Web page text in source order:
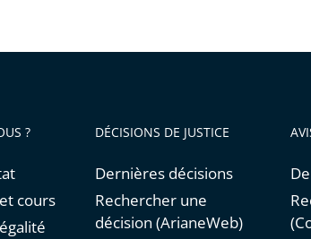
?
cours
DÉCISIONS DE JUSTICE
Dernières décisions
Rechercher une
décision (ArianeWeb)